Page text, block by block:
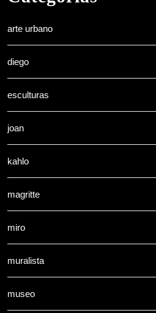
arte urbano
diego
esculturas
joan
kahlo
magritte
miro
muralista
museo